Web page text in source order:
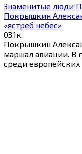
Знаменитые люди
Покрышкин
«ястреб небес»
03.1к.
Покрышкин
маршал авиации. В
среди европейских